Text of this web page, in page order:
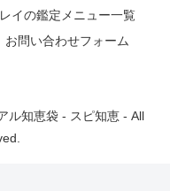
レイの鑑定メニュー一覧
お問い合わせフォーム
ル知恵袋 - スピ知恵 - All